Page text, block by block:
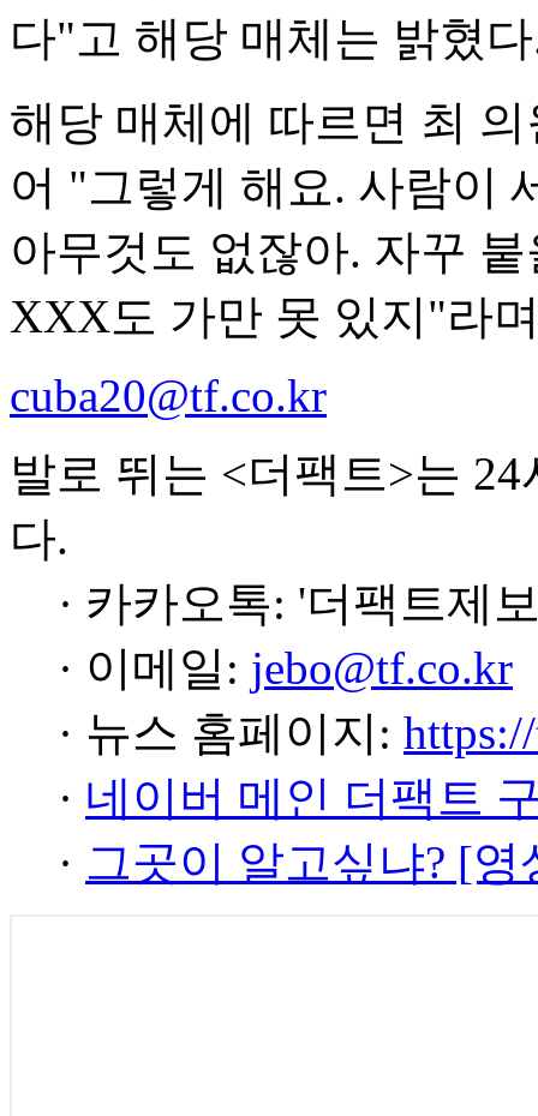
다"고 해당 매체는 밝혔
해당 매체에 따르면 최
어 "그렇게 해요. 사람이
아무것도 없잖아. 자꾸
XXX도 가만 못 있지"라
cuba20@tf.co.kr
발로 뛰는 <더팩트>는
다.
· 카카오톡: '더팩트제
· 이메일: jebo@tf.co.kr
· 뉴스 홈페이지:
· 네이버 메인 더팩트
· 그곳이 알고싶냐? [